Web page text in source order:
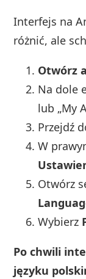
Interfejs na
różnić, ale
Otwórz
Na dole
lub „My
Przejdź
W
Otwórz
Wybierz
Po chwili
języku